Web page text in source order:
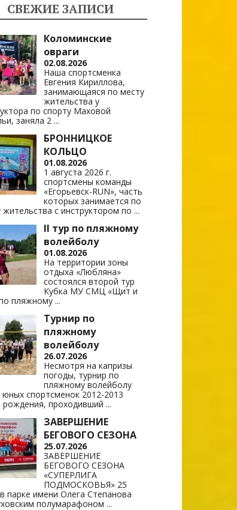
СВЕЖИЕ ЗАПИСИ
Коломинские
овраги
02.08.2026
Наша спортсменка
Евгения Кириллова,
занимающаяся по месту
жительства у
по спорту Маховой
заняла 2 ...
БРОННИЦКОЕ
КОЛЬЦО
01.08.2026
1 августа 2026 г.
спортсмены команды
«Егорьевск-RUN», часть
которых занимается по
жительства с инструктором по ...
II тур по пляжному
волейболу
01.08.2026
На территории зоны
отдыха «Любляна»
состоялся второй тур
Кубка МУ СМЦ «Щит и
пляжному ...
Турнир по
пляжному
волейболу
26.07.2026
Несмотря на капризы
погоды, турнир по
пляжному волейболу
юных спортсменок 2012-2013
рождения, проходивший ...
ЗАВЕРШЕНИЕ
БЕГОВОГО СЕЗОНА
25.07.2026
ЗАВЕРШЕНИЕ
БЕГОВОГО СЕЗОНА
«СУПЕРЛИГА
ПОДМОСКОВЬЯ» 25
парке имени Олега Степанова
полумарафоном ...